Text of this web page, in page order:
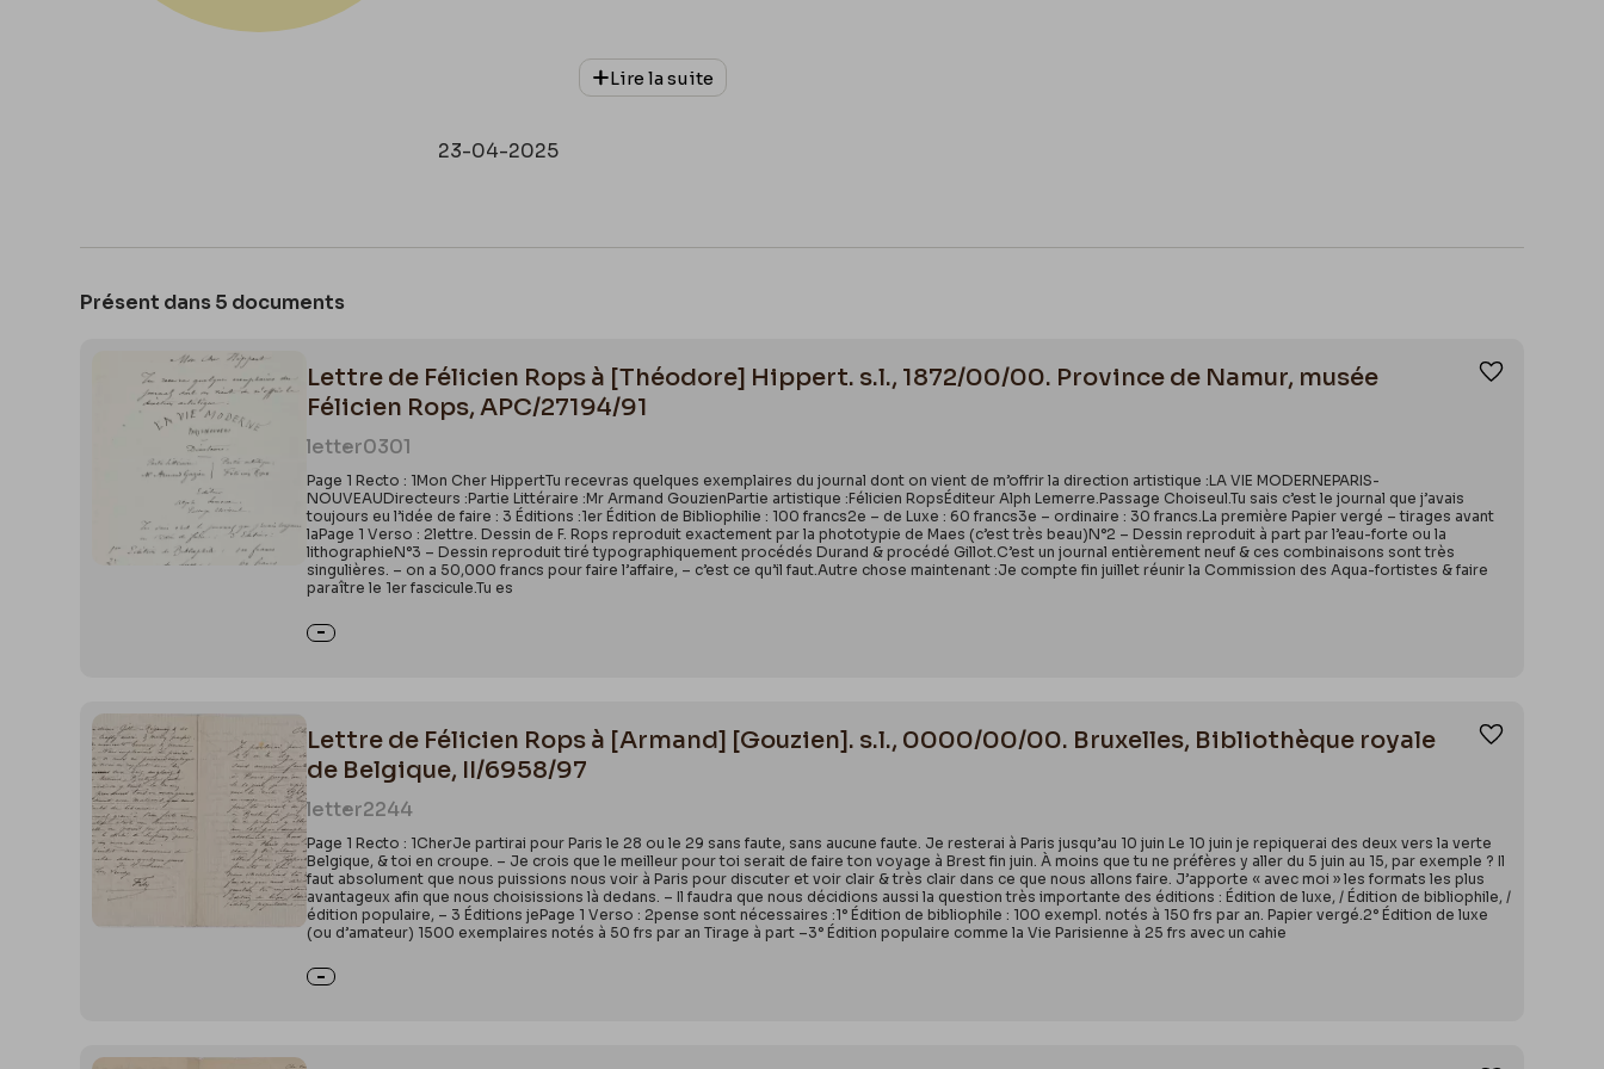
Lire la suite
23-04-2025
Présent dans 5 documents
Lettre de Félicien Rops à [Théodore] Hippert. s.l., 1872/00/00. Province de Namur, musée
Félicien Rops, APC/27194/91
letter0301
Page 1 Recto : 1Mon Cher HippertTu recevras quelques exemplaires du journal dont on vient de m’offrir la direction artistique :LA VIE MODERNEPARIS-
NOUVEAUDirecteurs :Partie Littéraire :Mr Armand GouzienPartie artistique :Félicien RopsÉditeur Alph Lemerre.Passage Choiseul.Tu sais c’est le journal que j’avais
toujours eu l’idée de faire : 3 Éditions :1er Édition de Bibliophilie : 100 francs2e – de Luxe : 60 francs3e – ordinaire : 30 francs.La première Papier vergé – tirages avant
laPage 1 Verso : 2lettre. Dessin de F. Rops reproduit exactement par la phototypie de Maes (c’est très beau)N°2 – Dessin reproduit à part par l’eau-forte ou la
lithographieN°3 – Dessin reproduit tiré typographiquement procédés Durand & procédé Gillot.C’est un journal entièrement neuf & ces combinaisons sont très
singulières. – on a 50,000 francs pour faire l’affaire, – c’est ce qu’il faut.Autre chose maintenant :Je compte fin juillet réunir la Commission des Aqua-fortistes & faire
paraître le 1er fascicule.Tu es
Ajouter
Lettre de Félicien Rops à [Armand] [Gouzien]. s.l., 0000/00/00. Bruxelles, Bibliothèque royale
de Belgique, II/6958/97
letter2244
Page 1 Recto : 1CherJe partirai pour Paris le 28 ou le 29 sans faute, sans aucune faute. Je resterai à Paris jusqu’au 10 juin Le 10 juin je repiquerai des deux vers la verte
Belgique, & toi en croupe. – Je crois que le meilleur pour toi serait de faire ton voyage à Brest fin juin. À moins que tu ne préfères y aller du 5 juin au 15, par exemple ? Il
faut absolument que nous puissions nous voir à Paris pour discuter et voir clair & très clair dans ce que nous allons faire. J’apporte « avec moi » les formats les plus
avantageux afin que nous choisissions là dedans. – Il faudra que nous décidions aussi la question très importante des éditions : Édition de luxe, / Édition de bibliophile, /
édition populaire, – 3 Éditions jePage 1 Verso : 2pense sont nécessaires :1° Édition de bibliophile : 100 exempl. notés à 150 frs par an. Papier vergé.2° Édition de luxe
(ou d’amateur) 1500 exemplaires notés à 50 frs par an Tirage à part –3° Édition populaire comme la Vie Parisienne à 25 frs avec un cahie
Ajouter